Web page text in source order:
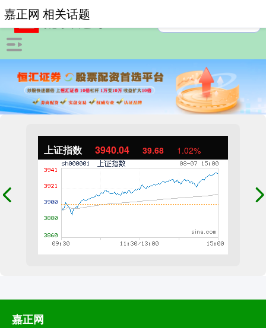
上证指数 3940.04 39.68 1.02%
嘉正网
嘉正网 相关话题